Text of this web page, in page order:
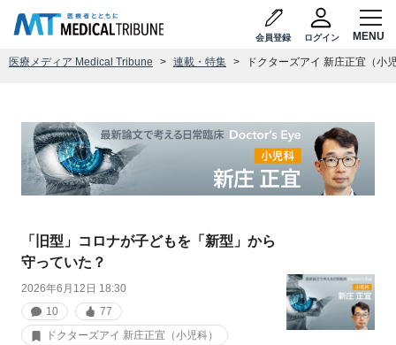
会員登録 ログイン
医療メディア Medical Tribune 連載・特集 ドクターズアイ 新庄正宜（小
「旧型」コロナが子どもを「新型」から
守っていた？
2026年6月12日 18:30
10
77
ドクターズアイ 新庄正宜（小児科）